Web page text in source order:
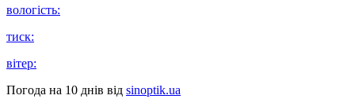
вологість:
тиск:
вітер:
Погода на 10 днів від sinoptik.ua